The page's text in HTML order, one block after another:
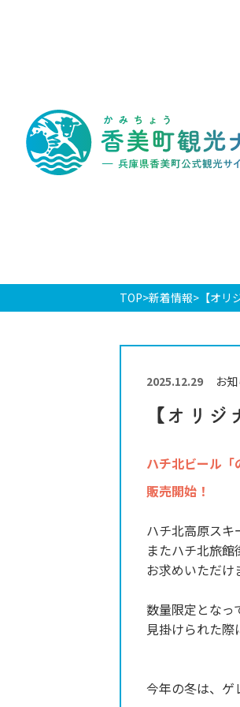
TOP 新着情報 【オ
【オリ
2025.12.29 お
ハチ北ビール「
販売開始！
ハチ北高原スキ
またハチ北旅
お求めいただけ
数量限定となっ
見掛けられた
今年の冬は、ゲ